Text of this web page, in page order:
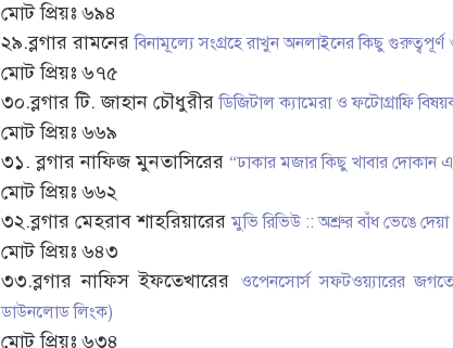
মোট প্রিয়ঃ ৬৯৪
২৯.ব্লগার রামনেরবিনামূল্যে সংগ্রহে রাখুন অনলাইনের কিছু
মোট প্রিয়ঃ ৬৭৫
৩০.ব্লগার টি. জাহান চৌধুরীরডিজিটাল ক্যামেরা ও ফটোগ্রাফি
মোট প্রিয়ঃ ৬৬৯
৩১. ব্লগার নাফিজ মুনতাসিরের “ঢাকার মজার কিছু খাবার দোকান
মোট প্রিয়ঃ ৬৬২
৩২.ব্লগার মেহরাব শাহরিয়ারেরমুভি রিভিউ :: অশ্রুর বাঁধ ভেঙে দেয়া
মোট প্রিয়ঃ ৬৪৩
৩৩.ব্লগার নাফিস ইফতেখারের ওপেনসোর্স সফটওয়্যারের
ডাউনলোড লিংক)
মোট প্রিয়ঃ ৬৩৪